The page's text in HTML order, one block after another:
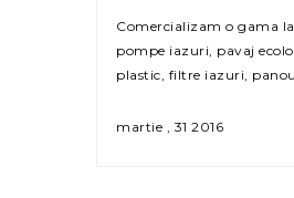
Comercializam o gama
pompe iazuri, pavaj
plastic, filtre iazuri,
martie , 31 2016